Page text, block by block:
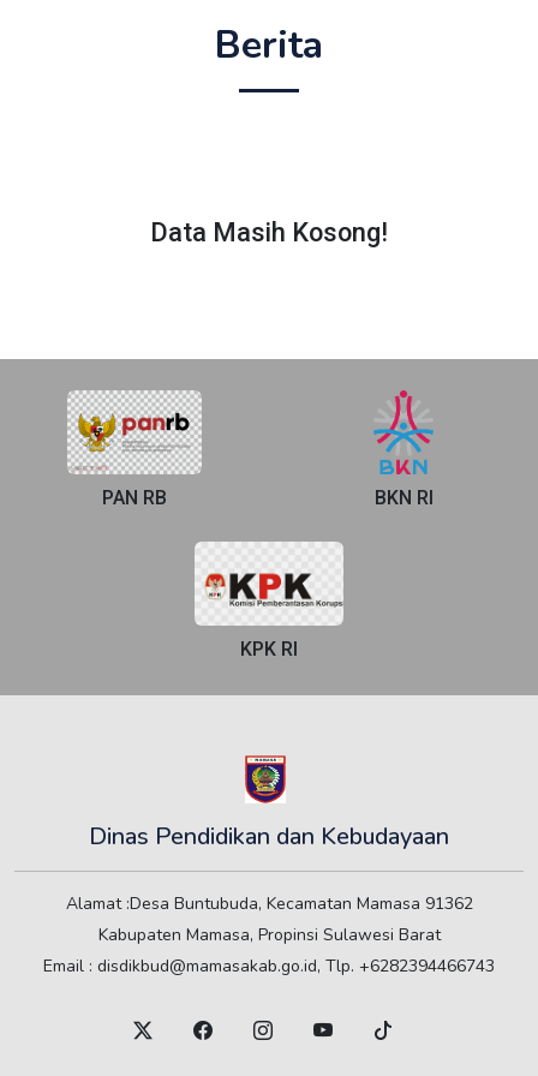
Berita
Data Masih Kosong!
PAN RB BKN RI
KPK RI
Dinas Pendidikan dan Kebudayaan
Alamat :Desa Buntubuda, Kecamatan Mamasa 91362
Kabupaten Mamasa, Propinsi Sulawesi Barat
Email : disdikbud@mamasakab.go.id, Tlp. +6282394466743